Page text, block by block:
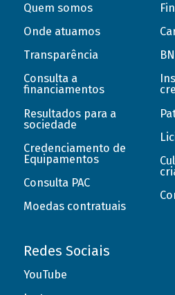
Quem somos
Onde atuamos
Transparência
Consulta a
financiamentos
Resultados para a
sociedade
Credenciamento de
Equipamentos
Consulta PAC
Moedas contratuais
Redes Sociais
YouTube